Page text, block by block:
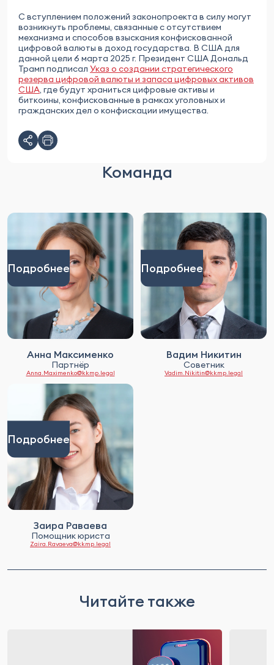
С вступлением положений законопроекта в силу могут
возникнуть проблемы, связанные с отсутствием
механизма и способов взыскания конфискованной
цифровой валюты в доход государства. В США для
данной цели 6 марта 2025 г. Президент США Дональд
Трамп подписал Указ о создании стратегического
резерва цифровой валюты и запаса цифровых активов
США, где будут храниться цифровые активы и
биткоины, конфискованные в рамках уголовных и
гражданских дел о конфискации имущества.
Команда
Подробнее
Анна Максименко
Партнёр
Anna.Maximenko@kkmp.legal
Подробнее
Вадим Никитин
Советник
Vadim.Nikitin@kkmp.legal
Подробнее
Заира Раваева
Помощник юриста
Zaira.Ravaeva@kkmp.legal
Читайте также